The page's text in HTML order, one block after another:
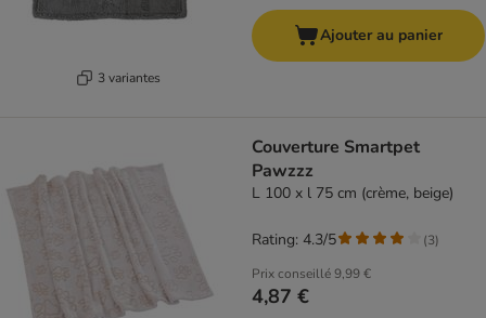
3 variantes
Ajouter au panier
Couverture Smartpet
Pawzzz
L 100 x l 75 cm (crème, beige)
Prix conseillé9,99 €
4,87 €
Rating: 4.3/5 (3)